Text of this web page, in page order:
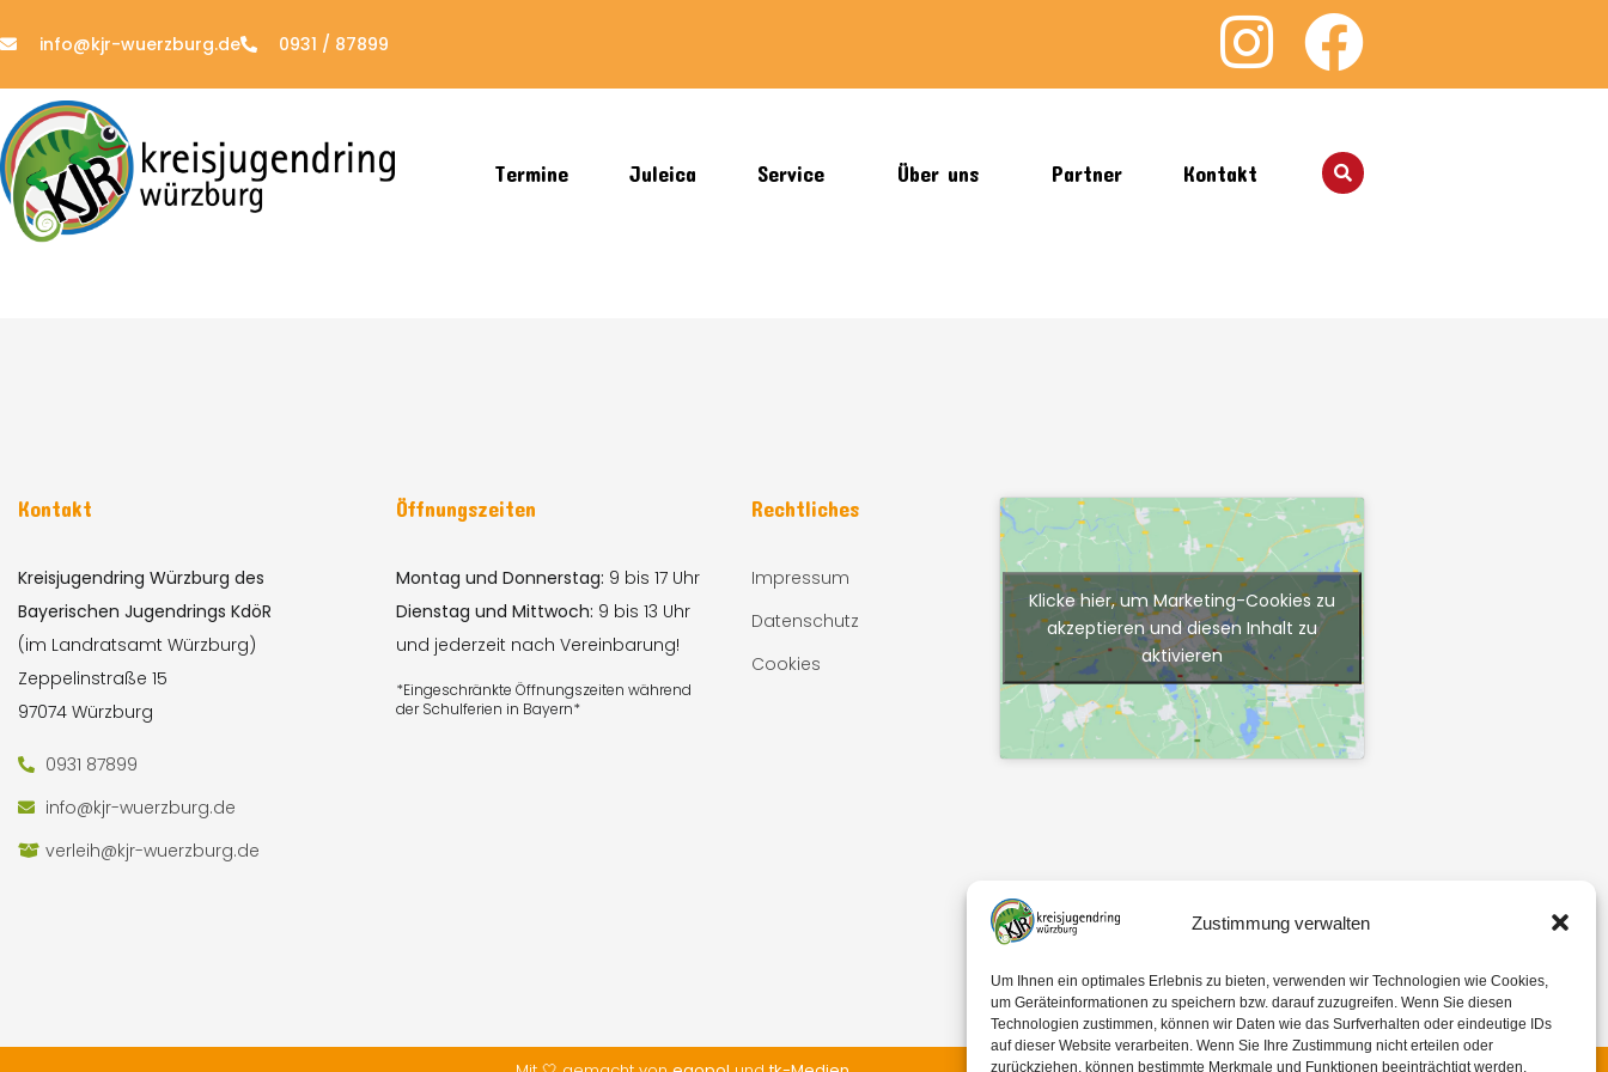
Zustimmung verwalten
Um Ihnen ein optimales Erlebnis zu bieten, verwenden wir Technologien wie Cookies,
um Geräteinformationen zu speichern bzw. darauf zuzugreifen. Wenn Sie diesen
Technologien zustimmen, können wir Daten wie das Surfverhalten oder eindeutige IDs
auf dieser Website verarbeiten. Wenn Sie Ihre Zustimmung nicht erteilen oder
zurückziehen, können bestimmte Merkmale und Funktionen beeinträchtigt werden.
info@kjr-wuerzburg.de 0931 / 87899
Termine Juleica Service Über uns Partner Kontakt
Kontakt
Kreisjugendring Würzburg des
Bayerischen Jugendrings KdöR
(im Landratsamt Würzburg)
Zeppelinstraße 15
97074 Würzburg
0931 87899
info@kjr-wuerzburg.de
verleih@kjr-wuerzburg.de
Öffnungszeiten
Montag und Donnerstag: 9 bis 17 Uhr
Dienstag und Mittwoch: 9 bis 13 Uhr
und jederzeit nach Vereinbarung!
*Eingeschränkte Öffnungszeiten während
der Schulferien in Bayern*
Rechtliches
Impressum
Datenschutz
Cookies
Klicke hier, um Marketing-Cookies zu
akzeptieren und diesen Inhalt zu
aktivieren